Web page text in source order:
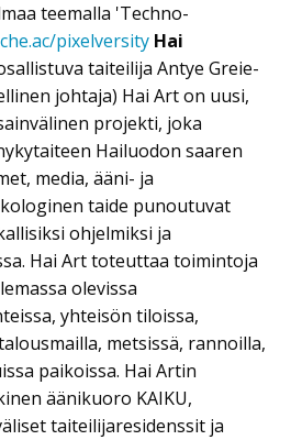
teemalla 'Techno-
pixelversity Hai
taiteilija Antye Greie-
johtaja) Hai Art on uusi,
projekti, joka
Hailuodon saaren
media, ääni- ja
taide punoutuvat
ohjelmiksi ja
Hai Art toteuttaa toimintoja
olevissa
yhteisön tiloissa,
metsissä, rannoilla,
paikoissa. Hai Artin
äänikuoro KAIKU,
taiteilijaresidenssit ja